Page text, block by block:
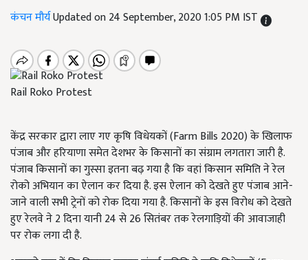
कंचन मौर्यUpdated on 24 September, 2020 1:05 PM IST
Rail Roko Protest
केंद्र सरकार द्वारा लाए गए कृषि विधेयकों (Farm Bills 2020) के खिलाफ
पंजाब और हरियाणा समेत देशभर के किसानों का संग्राम लगतारा जारी है.
पंजाब किसानों का गुस्सा इतना बढ़ गया है कि वहां किसान समिति ने रेल
रोको अभियान का ऐलान कर दिया है. इस ऐलान को देखते हुए पंजाब आने-
जाने वाली सभी ट्रेनों को रोक दिया गया है. किसानों के इस विरोध को देखते
हुए रेलवे ने 2 दिना यानी 24 से 26 सितंबर तक रेलगाड़ियों की आवाजाही
पर रोक लगा दी है.